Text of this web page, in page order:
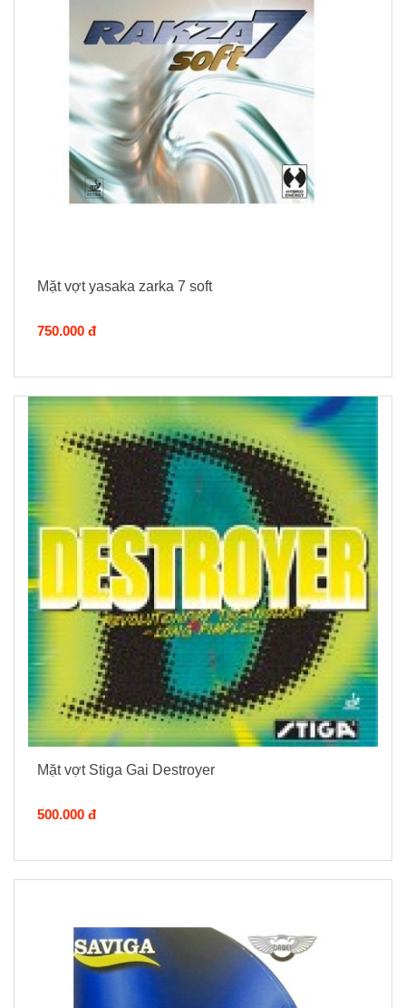
Mặt vợt yasaka zarka 7 soft
750.000 đ
Mặt vợt Stiga Gai Destroyer
500.000 đ